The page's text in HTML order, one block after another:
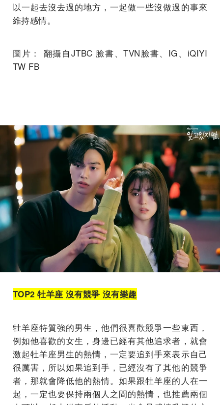
以一起去沒去過的地方，一起做一些沒做過的事來
維持感情。
圖片： 翻攝自JTBC 臉書、TVN臉書、IG、iQIYI
TW FB
TOP2 牡羊座 沒有競爭 沒有樂趣
牡羊座特質強的男生，他們很喜歡競爭一些東西，
例如他喜歡的女生，身邊已經有其他追求者，就會
激起牡羊座男生的熱情，一定要追到手來表示自己
很厲害，所以如果追到手，已經沒有了其他的競爭
者，那就會降低他的熱情。如果跟牡羊座的人在一
起，一定也要保持兩個人之間的熱情，也推薦兩個